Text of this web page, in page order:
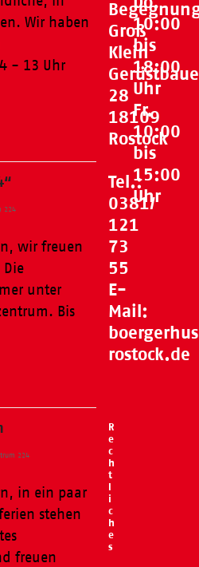
Wir haben
- 13 Uhr
224
wir freuen
unter
Bis
224
in ein paar
stehen
freuen
Groß
Klein
28
18109
Rostock
Tel.:
0381/
121
73
55
E-
Mail:
rostock.de
10:00
bis
18:00
Uhr
Fr.
10:00
bis
15:00
Uhr
R
e
c
h
t
l
i
c
h
e
s